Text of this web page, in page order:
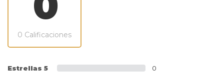
0 Calificaciones
Estrellas 5 0